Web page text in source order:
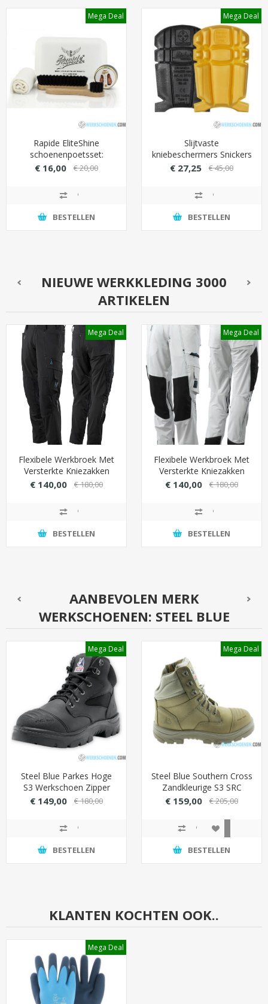
Mega Deal
Rapide EliteShine
schoenenpoetsset:
Topklasse verzorging
€ 16,00 € 20,00
BESTELLEN
Mega Deal
Slijtvaste
kniebeschermers Snickers
9110 met krachtige
€ 27,25 € 45,00
BESTELLEN
NIEUWE WERKKLEDING 3000
ARTIKELEN
Mega Deal
Flexibele Werkbroek Met
Versterkte Kniezakken
(Cordura) - Zwart
€ 140,00 € 180,00
BESTELLEN
Mega Deal
Flexibele Werkbroek Met
Versterkte Kniezakken
(Cordura) - Wit
€ 140,00 € 180,00
BESTELLEN
AANBEVOLEN MERK
WERKSCHOENEN: STEEL BLUE
Mega Deal
Steel Blue Parkes Hoge
S3 Werkschoen Zipper
(Top werkschoen)
€ 149,00 € 180,00
BESTELLEN
Mega Deal
Steel Blue Southern Cross
Zandkleurige S3 SRC
Werkschoen Zipper
€ 159,00 € 205,00
BESTELLEN
KLANTEN KOCHTEN OOK..
Mega Deal